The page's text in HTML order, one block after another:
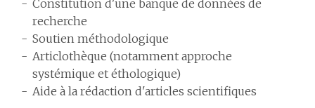
Constitution d'une banque de données de
recherche
Soutien méthodologique
Articlothèque (notamment approche
systémique et éthologique)
Aide à la rédaction d'articles scientifiques